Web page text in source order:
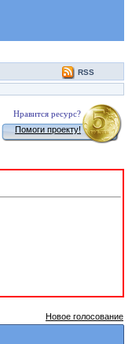
RSS
Нравится ресурс?
Помоги проекту!
Новое голосование